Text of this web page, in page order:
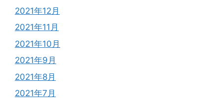
2021年12月
2021年11月
2021年10月
2021年9月
2021年8月
2021年7月